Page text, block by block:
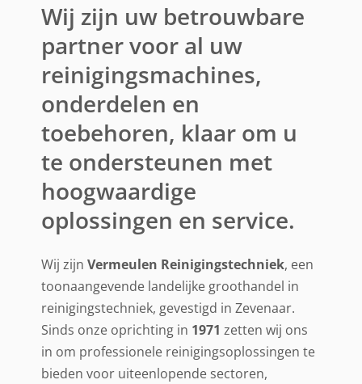
Wij zijn uw betrouwbare
partner voor al uw
reinigingsmachines,
onderdelen en
toebehoren, klaar om u
te ondersteunen met
hoogwaardige
oplossingen en service.
Wij zijn Vermeulen Reinigingstechniek, een
toonaangevende landelijke groothandel in
reinigingstechniek, gevestigd in Zevenaar.
Sinds onze oprichting in 1971 zetten wij ons
in om professionele reinigingsoplossingen te
bieden voor uiteenlopende sectoren,